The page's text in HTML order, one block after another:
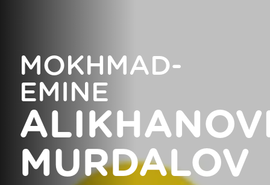
MOKHMAD-
EMINE
MURDALOV